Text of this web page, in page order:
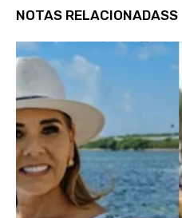
NOTAS RELACIONADASS